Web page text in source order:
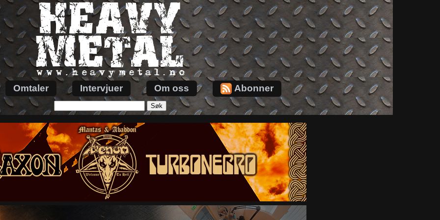
Omtaler Intervjuer Om oss Abonner
etter: